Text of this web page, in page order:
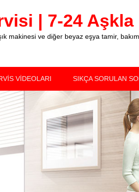
| 7-24
makinesi ve diğer beyaz eşya tamir,
VİDEOLARI SIKÇA SORULAN